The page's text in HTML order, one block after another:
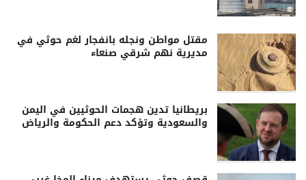
مقتل مواطن ونجله بانفجار لغم حوثي في
مديرية نهم شرقي صنعاء
بريطانيا تدين هجمات الحوثيين في اليمن
والسعودية وتؤكد دعم الحكومة والرياض